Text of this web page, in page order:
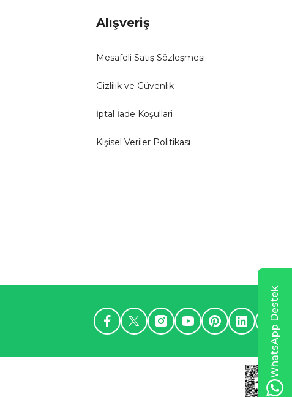
Alışveriş
Mesafeli Satış Sözleşmesi
Gizlilik ve Güvenlik
İptal İade Koşullari
Kişisel Veriler Politikası
WhatsApp Destek